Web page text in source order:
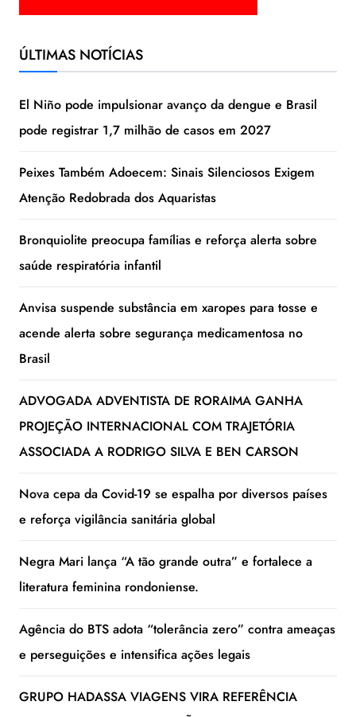
ÚLTIMAS NOTÍCIAS
El Niño pode impulsionar avanço da dengue e Brasil
pode registrar 1,7 milhão de casos em 2027
Peixes Também Adoecem: Sinais Silenciosos Exigem
Atenção Redobrada dos Aquaristas
Bronquiolite preocupa famílias e reforça alerta sobre
saúde respiratória infantil
Anvisa suspende substância em xaropes para tosse e
acende alerta sobre segurança medicamentosa no
Brasil
ADVOGADA ADVENTISTA DE RORAIMA GANHA
PROJEÇÃO INTERNACIONAL COM TRAJETÓRIA
ASSOCIADA A RODRIGO SILVA E BEN CARSON
Nova cepa da Covid-19 se espalha por diversos países
e reforça vigilância sanitária global
Negra Mari lança “A tão grande outra” e fortalece a
literatura feminina rondoniense.
Agência do BTS adota “tolerância zero” contra ameaças
e perseguições e intensifica ações legais
GRUPO HADASSA VIAGENS VIRA REFERÊNCIA